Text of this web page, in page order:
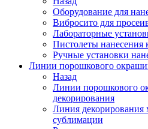
Оборудование для
Вибросито для
Лабораторные
Пистолеты нанесения
Ручные установки
Линии порошкового
Назад
Линии порошкового
декорирования
Линия декорирования
сублимации